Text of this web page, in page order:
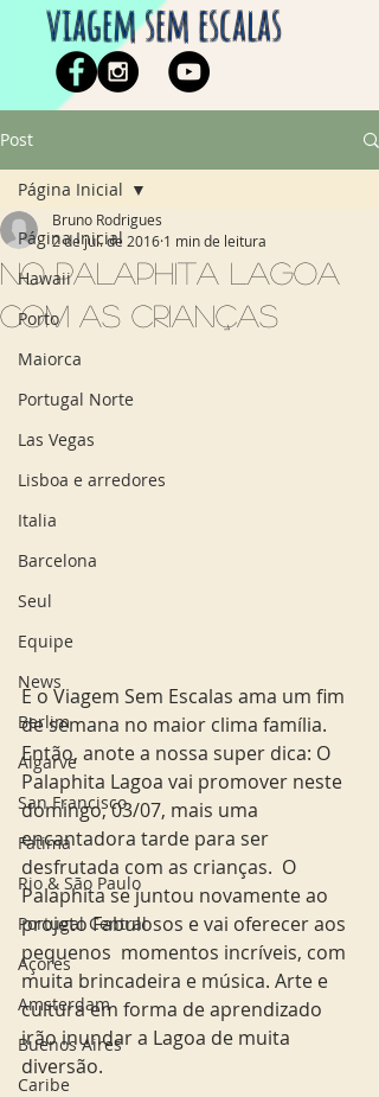
viagem sem escalas
Post
Página Inicial
Hawaii
Porto
Maiorca
Portugal Norte
Las Vegas
Lisboa e arredores
Italia
Barcelona
Seul
Equipe
News
Berlim
Algarve
San Francisco
Fatima
Rio & São Paulo
Portugal Central
Açores
Amsterdam
Buenos Aires
Caribe
Página Inicial
No Palaphita Lagoa
com as crianças
Bruno Rodrigues
2 de jul. de 2016 1 min de leitura
E o Viagem Sem Escalas ama um fim
de semana no maior clima família.
Então, anote a nossa super dica: O
Palaphita Lagoa vai promover neste
domingo, 03/07, mais uma
encantadora tarde para ser
desfrutada com as crianças.  O
Palaphita se juntou novamente ao
projeto Fabulosos e vai oferecer aos
pequenos  momentos incríveis, com
muita brincadeira e música. Arte e
cultura em forma de aprendizado
irão inundar a Lagoa de muita
diversão.